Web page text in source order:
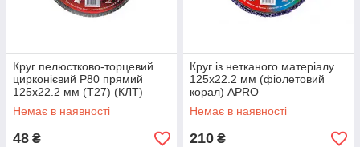
Круг пелюстково-торцевий
цирконієвий Р80 прямий
125х22.2 мм (Т27) (КЛТ)
APRO
Немає в наявності
48 ₴
Круг із нетканого матеріалу
125х22.2 мм (фіолетовий
корал) APRO
Немає в наявності
210 ₴